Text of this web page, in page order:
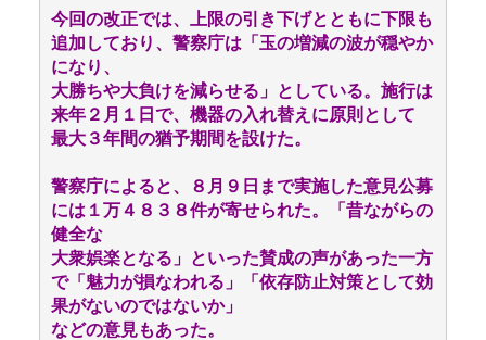
今回の改正では、上限の引き下げとともに下限も
追加しており、警察庁は「玉の増減の波が穏やか
になり、
大勝ちや大負けを減らせる」としている。施行は
来年２月１日で、機器の入れ替えに原則として
最大３年間の猶予期間を設けた。
警察庁によると、８月９日まで実施した意見公募
には１万４８３８件が寄せられた。「昔ながらの
健全な
大衆娯楽となる」といった賛成の声があった一方
で「魅力が損なわれる」「依存防止対策として効
果がないのではないか」
などの意見もあった。